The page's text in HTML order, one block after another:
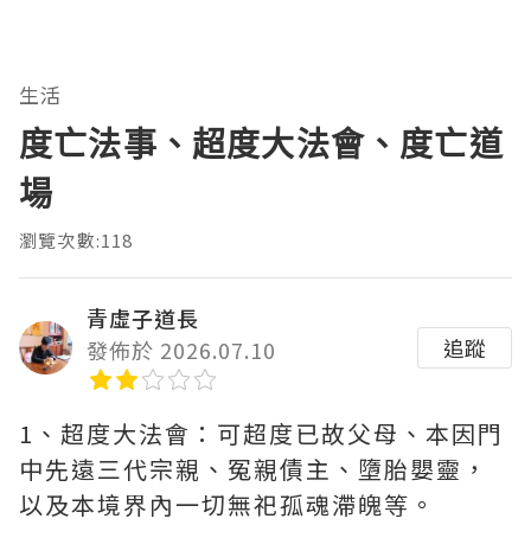
生活
度亡法事、超度大法會、度亡道
場
瀏覽次數:118
青虛子道長
發佈於 2026.07.10
追蹤
1、超度大法會：可超度已故父母、本因門
中先遠三代宗親、冤親債主、墮胎嬰靈，
以及本境界內一切無祀孤魂滯魄等。